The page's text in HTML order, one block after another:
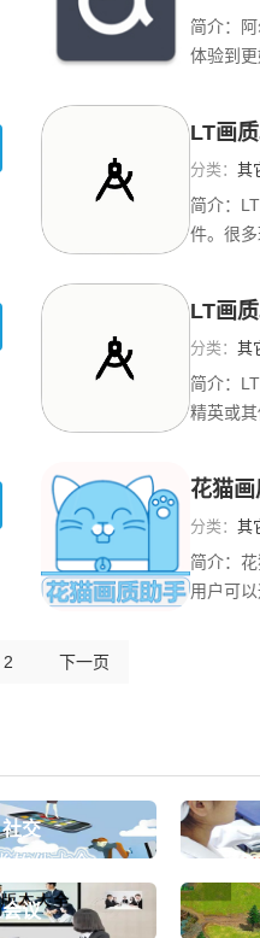
简介：
体验到
怕掉帧
LT画
分类： 其
简介：
件。很
的画质
LT画
分类： 其
简介：
精英或
特别方
花猫
分类： 其
简介：
用户可
2 下一页
社交
会议